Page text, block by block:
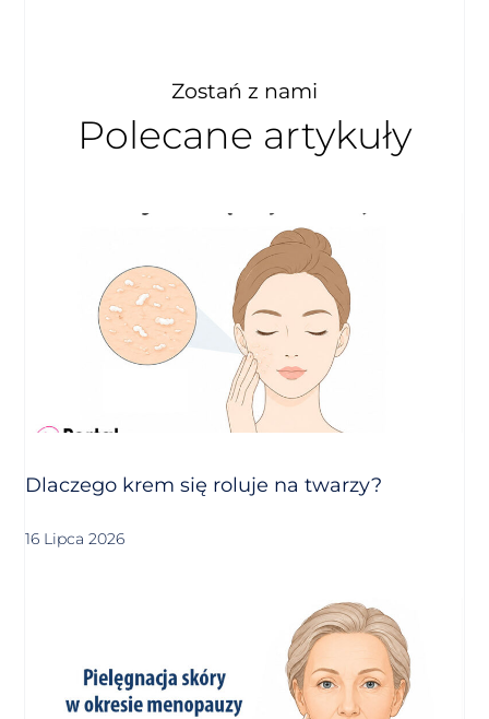
Zostań z nami
Polecane artykuły
Dlaczego krem się roluje na twarzy?
16 Lipca 2026